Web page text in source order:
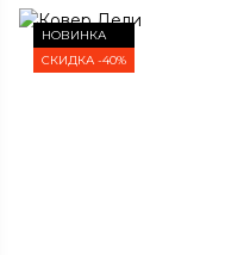
НОВИНКА
СКИДКА -40%